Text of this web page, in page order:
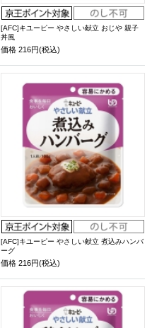
[AFC]キユーピー やさしい献立 おじや 親子
丼風
価格 216円(税込)
[AFC]キユーピー やさしい献立 煮込みハンバ
ーグ
価格 216円(税込)